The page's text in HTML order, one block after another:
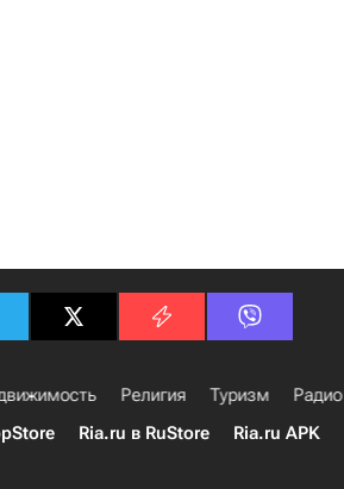
Религия Туризм Радио
Ria.ru в RuStore Ria.ru APK